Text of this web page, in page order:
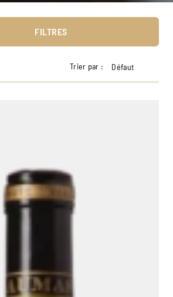
FILTRES
Trier par : Défaut